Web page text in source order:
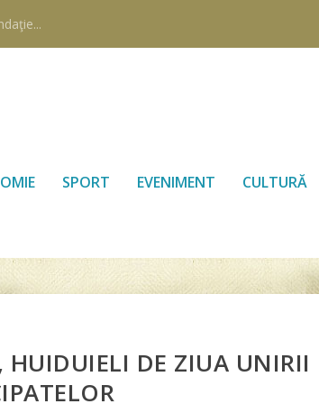
SPORT EVENIMENT CULTURĂ
HUIDUIELI DE ZIUA UNIRII